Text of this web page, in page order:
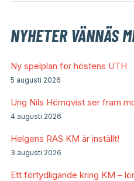
NYHETER VÄNNÄS
Ny spelplan för höstens UTH
5 augusti 2026
Ung Nils Hörnqvist ser fram
4 augusti 2026
Helgens RAS KM är inställt!
3 augusti 2026
Ett förtydligande kring KM –